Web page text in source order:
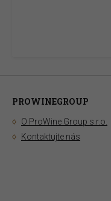
PROWINEGROUP
O ProWine Group s.r.o.
Kontaktujte nás